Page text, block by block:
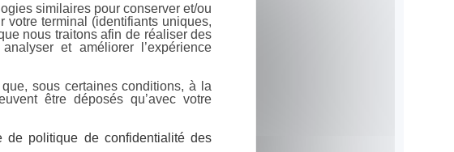
similaires pour conserver et/ou
terminal (identifiants uniques,
nous traitons afin de réaliser des
et améliorer l’expérience
sous certaines conditions, à la
être déposés qu’avec votre
politique de confidentialité des